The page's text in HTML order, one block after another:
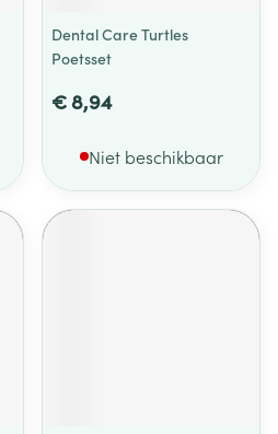
Dental Care Turtles
Poetsset
€ 8,94
Niet beschikbaar